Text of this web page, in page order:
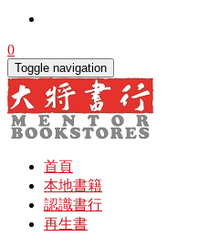
0
Toggle navigation
首頁
本地書籍
認識書行
再生書